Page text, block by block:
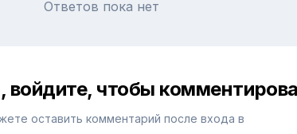
Ответов пока нет
войдите, чтобы
оставить комментарий после входа в